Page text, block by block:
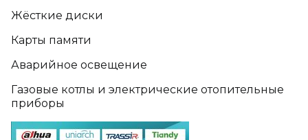
Жёсткие диски
Карты памяти
Аварийное освещение
Газовые котлы и электрические отопительные
приборы